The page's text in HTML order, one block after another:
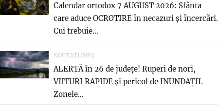
Calendar ortodox 7 AUGUST 2026: Sfânta
care aduce OCROTIRE în necazuri și încercări.
Cui trebuie...
NOUTATI.INFO
ALERTĂ în 26 de județe! Ruperi de nori,
VIITURI RAPIDE și pericol de INUNDAȚII.
Zonele...